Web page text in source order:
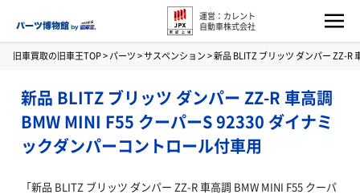
運営：カレント
自動車株式会社
旧車買取の旧車王TOP>パーツ>サスペンション>新品 BLITZ ブリッツ ダンパー ZZ-R
新品 BLITZ ブリッツ ダンパー ZZ-R 車高調
BMW MINI F55 クーパーS 92330 ダイナミ
ックダンパーコントロール付車用
「新品 BLITZ ブリッツ ダンパー ZZ-R 車高調 BMW MINI F55 クーパ